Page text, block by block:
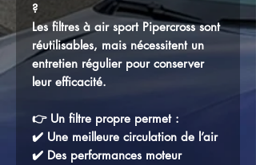
?
Les filtres à air sport Pipercross sont
réutilisables, mais nécessitent un
entretien régulier pour conserver
leur efficacité.
👉 Un filtre propre permet :
✔️ Une meilleure circulation de l’air
✔️ Des performances moteur